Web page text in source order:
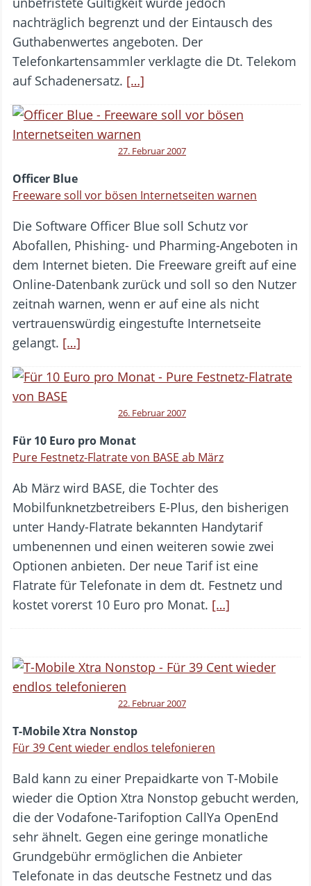
nachträglich begrenzt und der Eintausch des
Guthabenwertes angeboten. Der
Telefonkartensammler verklagte die Dt. Telekom
auf Schadenersatz. […]
27. Februar 2007
Officer Blue
Freeware soll vor bösen Internetseiten warnen
Die Software Officer Blue soll Schutz vor
Abofallen, Phishing- und Pharming-Angeboten in
dem Internet bieten. Die Freeware greift auf eine
Online-Datenbank zurück und soll so den Nutzer
zeitnah warnen, wenn er auf eine als nicht
vertrauenswürdig eingestufte Internetseite
gelangt. […]
26. Februar 2007
Für 10 Euro pro Monat
Pure Festnetz-Flatrate von BASE ab März
Ab März wird BASE, die Tochter des
Mobilfunknetzbetreibers E-Plus, den bisherigen
unter Handy-Flatrate bekannten Handytarif
umbenennen und einen weiteren sowie zwei
Optionen anbieten. Der neue Tarif ist eine
Flatrate für Telefonate in dem dt. Festnetz und
kostet vorerst 10 Euro pro Monat. […]
22. Februar 2007
T-Mobile Xtra Nonstop
Für 39 Cent wieder endlos telefonieren
Bald kann zu einer Prepaidkarte von T-Mobile
wieder die Option Xtra Nonstop gebucht werden,
die der Vodafone-Tarifoption CallYa OpenEnd
sehr ähnelt. Gegen eine geringe monatliche
Grundgebühr ermöglichen die Anbieter
Telefonate in das deutsche Festnetz und das